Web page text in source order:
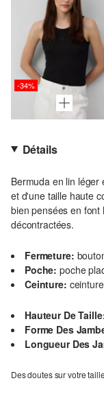
-34%
Détails
Bermuda en lin
et d'une taille haute
bien pensées en
décontractées.
Fermeture:
Poche: poche
Ceinture:
Hauteur De
Forme Des
Longueur Des
Des doutes sur votre